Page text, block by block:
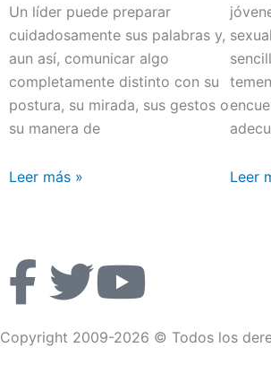
Un líder puede preparar
cuidadosamente sus palabras y,
aun así, comunicar algo
completamente distinto con su
postura, su mirada, sus gestos o
su manera de
Leer más » Leer
F
a
T
w
Y
o
Copyright 2009-2026 © Todos los